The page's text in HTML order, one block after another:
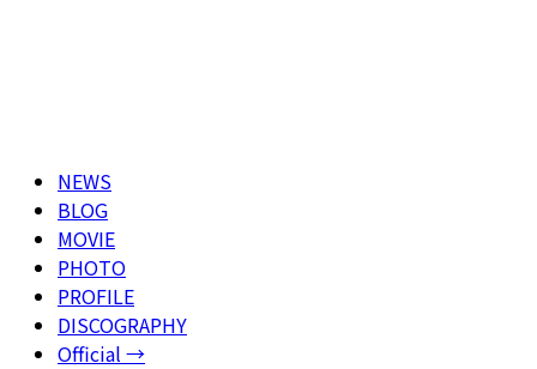
NEWS
BLOG
MOVIE
PHOTO
PROFILE
DISCOGRAPHY
Official →